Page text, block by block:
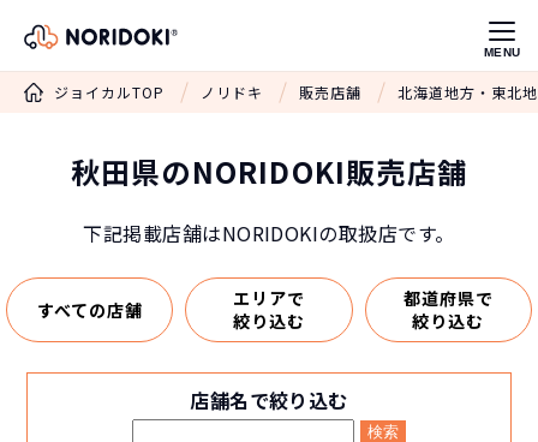
MENU
ジョイカルTOP ノリドキ 販売店舗 北海道地方・東北
秋田県のNORIDOKI販売店舗
下記掲載店舗はNORIDOKIの取扱店です。
すべての店舗
エリアで
絞り込む
都道府県で
絞り込む
店舗名で絞り込む
検索